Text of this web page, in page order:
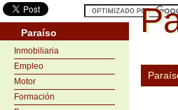
Paraíso
Inmobiliaria
Empleo
Motor
Formación